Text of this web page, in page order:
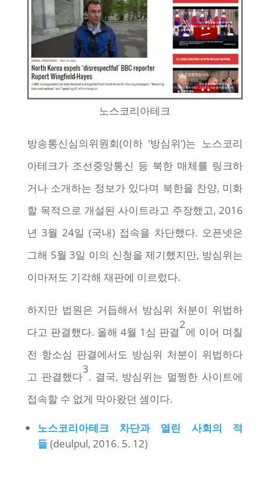
노스코리아테크
방송통신심의위원회(이하 ‘방심위’)는 노스코리
아테크가 조선중앙통신 등 북한 매체를 링크하
거나 소개하는 정보가 있다며 북한을 찬양, 미화
할 목적으로 개설된 사이트라고 주장했고, 2016
년 3월 24일 (국내) 접속을 차단했다. 오픈넷은
그해 5월 3일 이의 신청을 제기했지만, 방심위는
이마저도 기각해 재판에 이르렀다.
하지만 법원은 거듭해서 방심위 처분이 위법하
다고 판결했다. 올해 4월 1심 판결
2
에 이어 며칠
전 항소심 판결에서도 방심위 처분이 위법하다
고 판결했다
3
. 결국, 방심위는 멀쩡한 사이트에
접속할 수 없게 막아왔던 셈이다.
노스코리아테크 차단과 열린 사회의 적
들(deulpul, 2016. 5. 12)